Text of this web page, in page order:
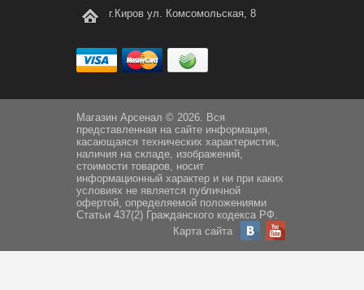
г.Киров ул. Комсомольская, 8
Магазин Арсенал © 2026. Вся
представленная на сайте информация,
касающаяся технических характеристик,
наличия на складе, изображений,
стоимости товаров, носит
информационный характер и ни при каких
условиях не является публичной
офертой, определяемой положениями
Статьи 437(2) Гражданского кодекса РФ.
Карта сайта